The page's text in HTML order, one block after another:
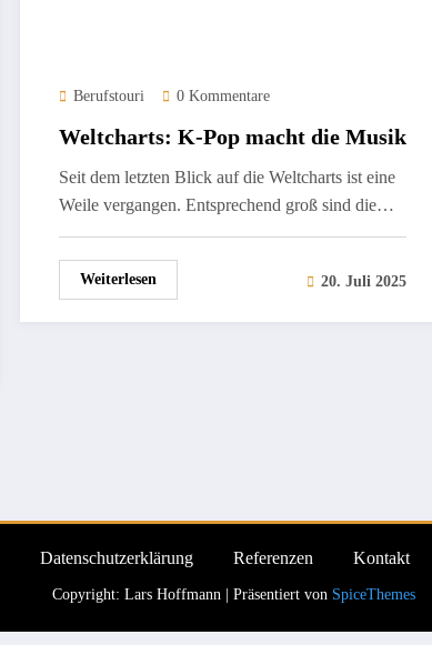
Berufstouri 0 Kommentare
Weltcharts: K-Pop macht die Musik
Seit dem letzten Blick auf die Weltcharts ist eine
Weile vergangen. Entsprechend groß sind die…
Weiterlesen 20. Juli 2025
Datenschutzerklärung Referenzen Kontakt
Copyright: Lars Hoffmann | Präsentiert von SpiceThemes